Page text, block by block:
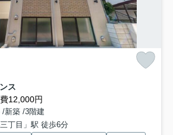
ス
12,000円
/新築 /3階建
丁目」駅 徒歩6分